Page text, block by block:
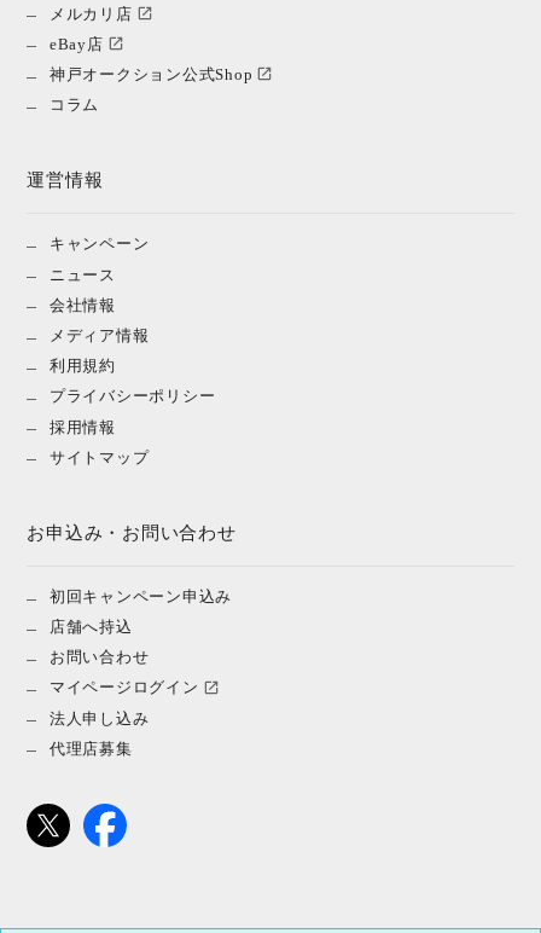
メルカリ店
eBay店
神戸オークション公式Shop
コラム
運営情報
キャンペーン
ニュース
会社情報
メディア情報
利用規約
プライバシーポリシー
採用情報
サイトマップ
お申込み・お問い合わせ
初回キャンペーン申込み
店舗へ持込
お問い合わせ
マイページログイン
法人申し込み
代理店募集